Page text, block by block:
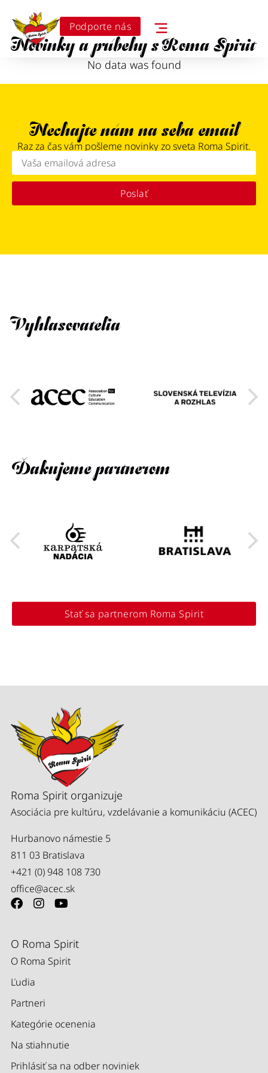
Podporte nás
Novinky a príbehy s Roma Spirit
No data was found
Nechajte nám na seba email
Raz za čas vám pošleme novinky zo sveta Roma Spirit.
Poslať
Vyhlasovatelia
Ďakujeme partnerom
Stať sa partnerom Roma Spirit
Roma Spirit organizuje
Asociácia pre kultúru, vzdelávanie a komunikáciu (ACEC)
Hurbanovo námestie 5
811 03 Bratislava
+421 (0) 948 108 730
office@acec.sk
O Roma Spirit
O Roma Spirit
Ľudia
Partneri
Kategórie ocenenia
Na stiahnutie
Prihlásiť sa na odber noviniek